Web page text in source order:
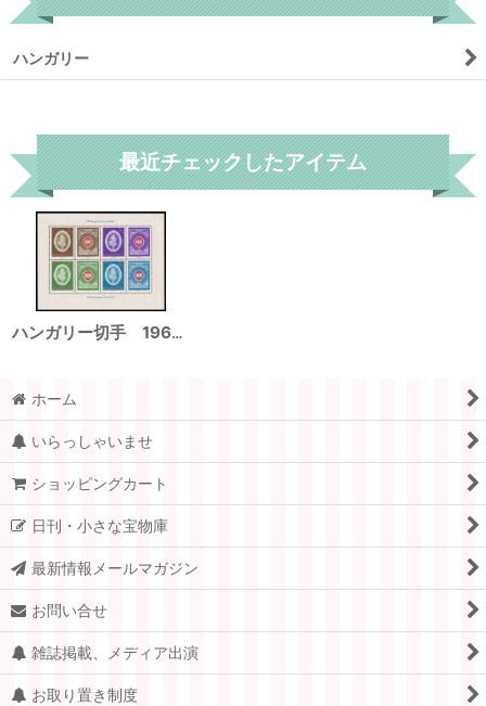
ハンガリー
最近チェックしたアイテム
ハンガリー切手 1960年 ハラス レース シート
ホーム
いらっしゃいませ
ショッピングカート
日刊・小さな宝物庫
最新情報メールマガジン
お問い合せ
雑誌掲載、メディア出演
お取り置き制度